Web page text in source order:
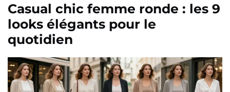
Casual chic femme ronde : les 9
looks élégants pour le
quotidien